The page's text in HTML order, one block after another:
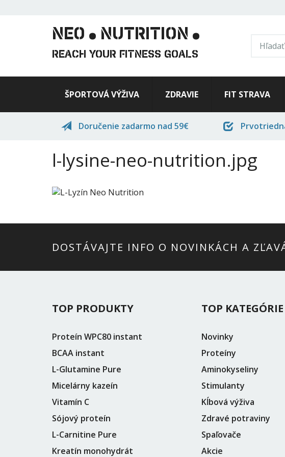
NEO . NUTRITION .
REACH YOUR FITNESS GOALS
ŠPORTOVÁ VÝŽIVA ZDRAVIE FIT STRAVA
Doručenie zadarmo nad 59€
l-lysine-neo-nutrition.jpg
DOSTÁVAJTE INFO O NOVINKÁCH A
TOP PRODUKTY
Proteín WPC80 instant
BCAA instant
L-Glutamine Pure
Micelárny kazeín
Vitamín C
Sójový proteín
L-Carnitine Pure
Kreatín monohydrát
TOP KATEGÓRIE
Novinky
Proteíny
Aminokyseliny
Stimulanty
Kĺbová výživa
Zdravé potraviny
Spaľovače
Akcie